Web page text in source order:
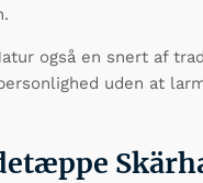
også en snert af
uden at